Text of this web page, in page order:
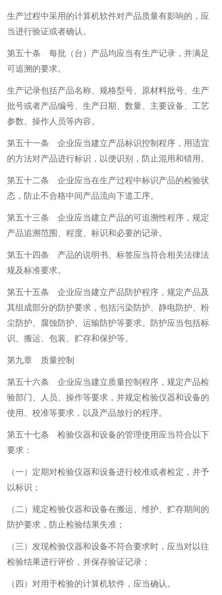
生产过程中采用的计算机软件对产品质量有影响的，应
当进行验证或者确认。
第五十条 每批（台）产品均应当有生产记录，并满足
可追溯的要求。
生产记录包括产品名称、规格型号、原材料批号、生产
批号或者产品编号、生产日期、数量、主要设备、工艺
参数、操作人员等内容。
第五十一条 企业应当建立产品标识控制程序，用适宜
的方法对产品进行标识，以便识别，防止混用和错用。
第五十二条 企业应当在生产过程中标识产品的检验状
态，防止不合格中间产品流向下道工序。
第五十三条 企业应当建立产品的可追溯性程序，规定
产品追溯范围、程度、标识和必要的记录。
第五十四条 产品的说明书、标签应当符合相关法律法
规及标准要求。
第五十五条 企业应当建立产品防护程序，规定产品及
其组成部分的防护要求，包括污染防护、静电防护、粉
尘防护、腐蚀防护、运输防护等要求。防护应当包括标
识、搬运、包装、贮存和保护等。
第九章 质量控制
第五十六条 企业应当建立质量控制程序，规定产品检
验部门、人员、操作等要求，并规定检验仪器和设备的
使用、校准等要求，以及产品放行的程序。
第五十七条 检验仪器和设备的管理使用应当符合以下
要求：
（一）定期对检验仪器和设备进行校准或者检定，并予
以标识；
（二）规定检验仪器和设备在搬运、维护、贮存期间的
防护要求，防止检验结果失准；
（三）发现检验仪器和设备不符合要求时，应当对以往
检验结果进行评价，并保存验证记录；
（四）对用于检验的计算机软件，应当确认。